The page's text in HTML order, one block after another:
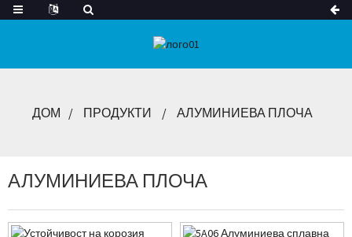
ДОМ ПРОДУКТИ АЛУМИНИЕВА ПЛОЧА
АЛУМИНИЕВА ПЛОЧА